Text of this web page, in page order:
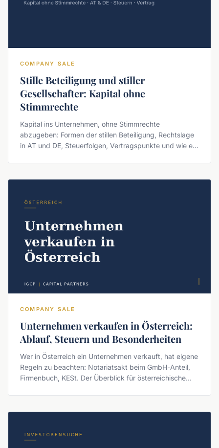
COMPANY SALE
Stille Beteiligung und stiller
Gesellschafter: Kapital ohne
Stimmrechte
Kapital ins Unternehmen, ohne Stimmrechte
abzugeben: Formen der stillen Beteiligung, Rechtslage
in AT und DE, Steuerfolgen, Vertragspunkte und wie ein
COMPANY SALE
Unternehmen verkaufen in Österreich:
Ablauf, Steuern und Besonderheiten
Wer in Österreich ein Unternehmen verkauft, hat eigene
Regeln zu beachten: Notariatsakt beim GmbH-Anteil,
Firmenbuch, KESt. Der Überblick für österreichische